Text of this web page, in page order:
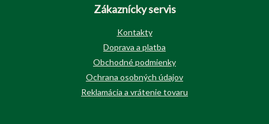
Zákaznícky servis
Kontakty
Doprava a platba
Obchodné podmienky
Ochrana osobných údajov
Reklamácia a vrátenie tovaru